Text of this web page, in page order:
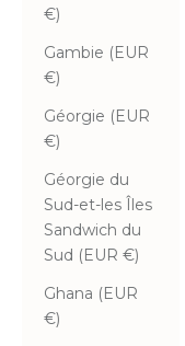
€)
Gambie (EUR
€)
Géorgie (EUR
€)
Géorgie du
Sud-et-les Îles
Sandwich du
Sud (EUR €)
Ghana (EUR
€)